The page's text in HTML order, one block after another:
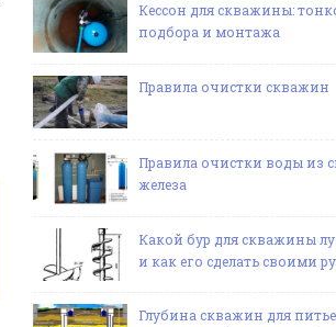
Кессон для скважины:
подбора и монтажа
Правила очистки скважин
Правила очистки воды из
железа
Какой бур для скважины
и как его сделать своими
Глубина скважин для